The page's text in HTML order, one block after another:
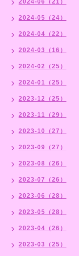
2024-05（24）
2024-04（22）
2024-03（16）
2024-02（25）
2024-01（25）
2023-12（25）
2023-11（29）
2023-10（27）
2023-09（27）
2023-08（26）
2023-07（26）
2023-06（28）
2023-05（28）
2023-04（26）
2023-03（25）